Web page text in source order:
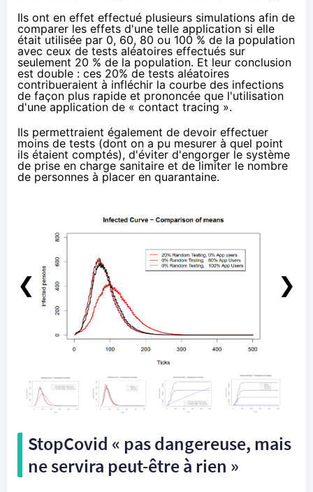
Ils ont en effet effectué plusieurs simulations afin de
comparer les effets d'une telle application si elle
était utilisée par 0, 60, 80 ou 100 % de la population
avec ceux de tests aléatoires effectués sur
seulement 20 % de la population. Et leur conclusion
est double : ces 20% de tests aléatoires
contribueraient à infléchir la courbe des infections
de façon plus rapide et prononcée que l'utilisation
d'une application de « contact tracing ».
Ils permettraient également de devoir effectuer
moins de tests (dont on a pu mesurer à quel point
ils étaient comptés), d'éviter d'engorger le système
de prise en charge sanitaire et de limiter le nombre
de personnes à placer en quarantaine.
❮ ❯
StopCovid « pas dangereuse, mais
ne servira peut-être à rien »